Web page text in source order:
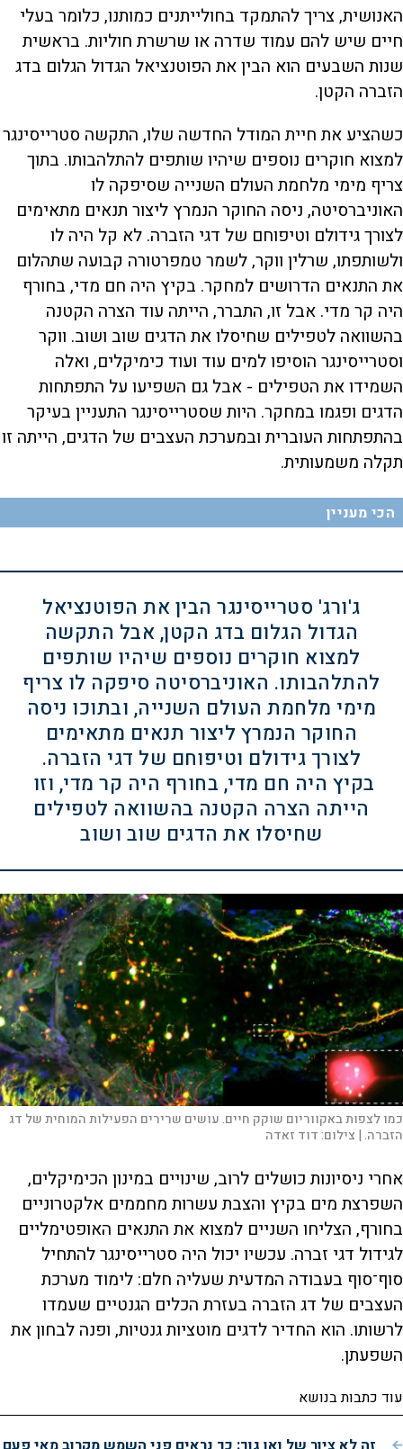
האנושית, צריך להתמקד בחולייתנים כמותנו, כלומר בעלי
חיים שיש להם עמוד שדרה או שרשרת חוליות. בראשית
שנות השבעים הוא הבין את הפוטנציאל הגדול הגלום בדג
הזברה הקטן.
כשהציע את חיית המודל החדשה שלו, התקשה סטרייסינגר
למצוא חוקרים נוספים שיהיו שותפים להתלהבותו. בתוך
צריף מימי מלחמת העולם השנייה שסיפקה לו
האוניברסיטה, ניסה החוקר הנמרץ ליצור תנאים מתאימים
לצורך גידולם וטיפוחם של דגי הזברה. לא קל היה לו
ולשותפתו, שרלין ווקר, לשמר טמפרטורה קבועה שתהלום
את התנאים הדרושים למחקר. בקיץ היה חם מדי, בחורף
היה קר מדי. אבל זו, התברר, הייתה עוד הצרה הקטנה
בהשוואה לטפילים שחיסלו את הדגים שוב ושוב. ווקר
וסטרייסינגר הוסיפו למים עוד ועוד כימיקלים, ואלה
השמידו את הטפילים - אבל גם השפיעו על התפתחות
הדגים ופגמו במחקר. היות שסטרייסינגר התעניין בעיקר
בהתפתחות העוברית ובמערכת העצבים של הדגים, הייתה זו
תקלה משמעותית.
הכי מעניין
ג'ורג' סטרייסינגר הבין את הפוטנציאל
הגדול הגלום בדג הקטן, אבל התקשה
למצוא חוקרים נוספים שיהיו שותפים
להתלהבותו. האוניברסיטה סיפקה לו צריף
מימי מלחמת העולם השנייה, ובתוכו ניסה
החוקר הנמרץ ליצור תנאים מתאימים
לצורך גידולם וטיפוחם של דגי הזברה.
בקיץ היה חם מדי, בחורף היה קר מדי, וזו
הייתה הצרה הקטנה בהשוואה לטפילים
שחיסלו את הדגים שוב ושוב
כמו לצפות באקווריום שוקק חיים. עושים שרירים הפעילות המוחית של דג
הזברה. | צילום:דוד זאדה
אחרי ניסיונות כושלים לרוב, שינויים במינון הכימיקלים,
השפרצת מים בקיץ והצבת עשרות מחממים אלקטרוניים
בחורף, הצליחו השניים למצוא את התנאים האופטימליים
לגידול דגי זברה. עכשיו יכול היה סטרייסינגר להתחיל
סוף־סוף בעבודה המדעית שעליה חלם: לימוד מערכת
העצבים של דג הזברה בעזרת הכלים הגנטיים שעמדו
לרשותו. הוא החדיר לדגים מוטציות גנטיות, ופנה לבחון את
השפעתן.
עוד כתבות בנושא